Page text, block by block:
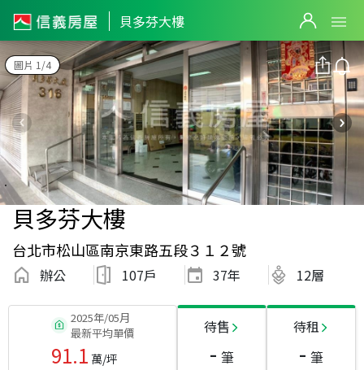
貝多芬大樓
圖片 1/4
貝多芬大樓
台北市松山區南京東路五段３１２號
辦公 107戶 37年 12層
2025年/05月
最新平均單價
91.1 萬/坪
待售
- 筆
待租
- 筆